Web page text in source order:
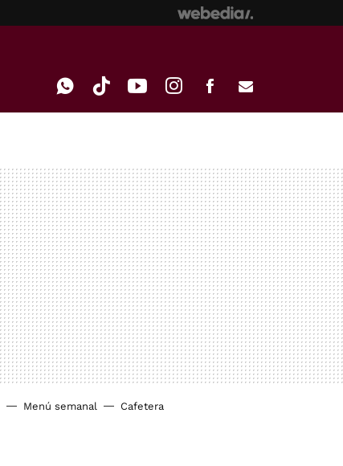
MAIL
Menú semanal Cafetera